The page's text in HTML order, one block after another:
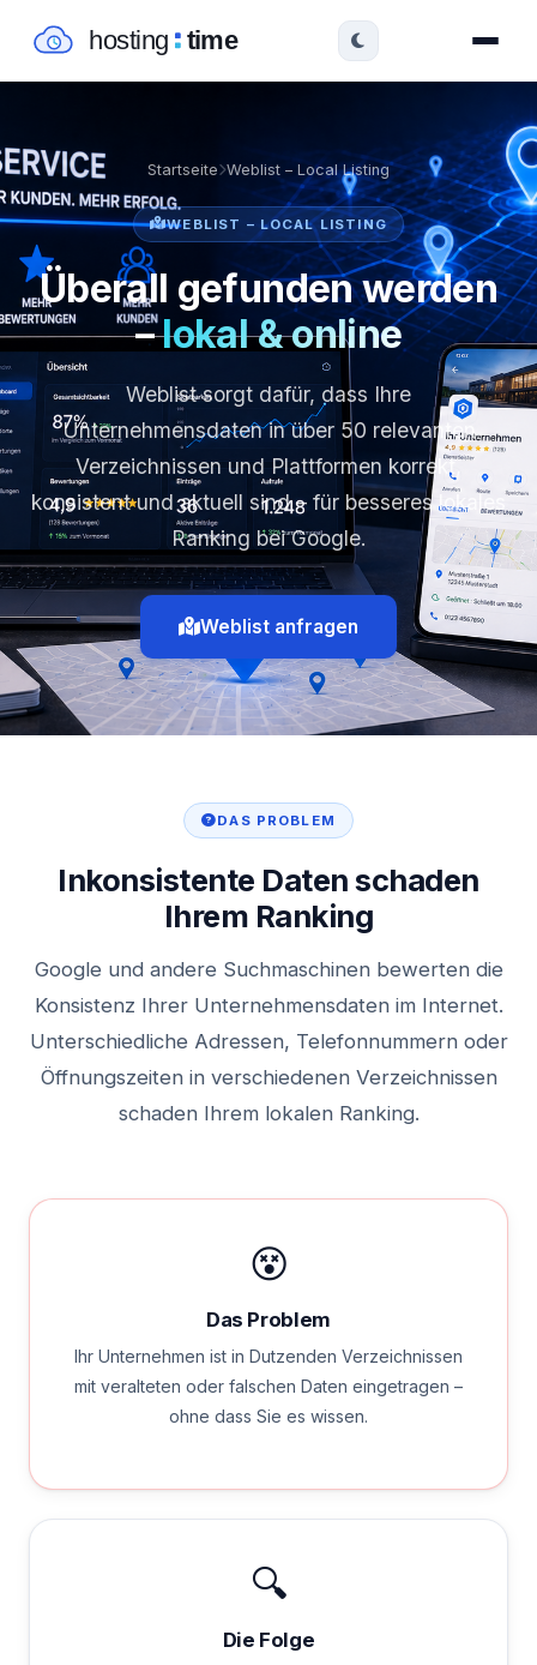
Startseite Weblist – Local Listing
WEBLIST – LOCAL LISTING
Überall gefunden werden
–lokal & online
Weblist sorgt dafür, dass Ihre
Unternehmensdaten in über 50 relevanten
Verzeichnissen und Plattformen korrekt,
konsistent und aktuell sind – für besseres lokales
Ranking bei Google.
Weblist anfragen
DAS PROBLEM
Inkonsistente Daten schaden
Ihrem Ranking
Google und andere Suchmaschinen bewerten die
Konsistenz Ihrer Unternehmensdaten im Internet.
Unterschiedliche Adressen, Telefonnummern oder
Öffnungszeiten in verschiedenen Verzeichnissen
schaden Ihrem lokalen Ranking.
😵
Das Problem
Ihr Unternehmen ist in Dutzenden Verzeichnissen
mit veralteten oder falschen Daten eingetragen –
ohne dass Sie es wissen.
🔍
Die Folge